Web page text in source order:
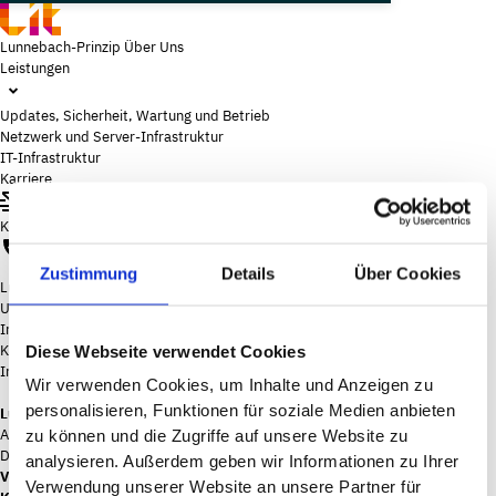
Zustimmung Details Über Cookies
Diese Webseite verwendet Cookies
Wir verwenden Cookies, um Inhalte und Anzeigen zu
personalisieren, Funktionen für soziale Medien anbieten
zu können und die Zugriffe auf unsere Website zu
analysieren. Außerdem geben wir Informationen zu Ihrer
Verwendung unserer Website an unsere Partner für
Lunnebach-Prinzip Über Uns
Leistungen
Updates, Sicherheit, Wartung und Betrieb
Netzwerk und Server-Infrastruktur
IT-Infrastruktur
Karriere
Kontakt
Lunnebach-PrinzipÜber Uns
Leistungen
Updates, Sicherheit, Wartung und Betrieb
Infrastruktur
Karriere
Impressum
Lunnebach IT GmbH
Am Guten Mann 1
D-56218 Mülheim-Kärlich
Vertreten durch: Tobias Lunnebach